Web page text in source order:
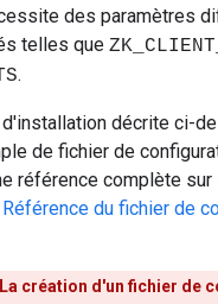
des paramètres
telles que
.
décrite ci-
de fichier de
référence complète
Référence du fichier de
La création d'un fichier de